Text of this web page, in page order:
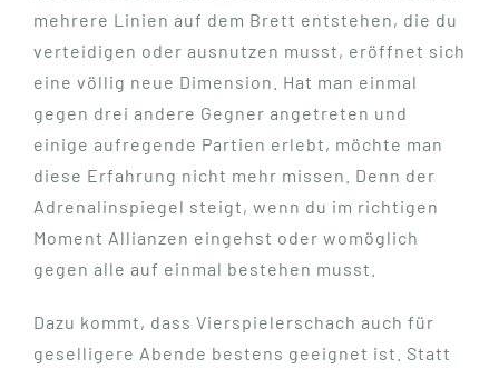
mehrere Linien auf dem Brett entstehen, die du
verteidigen oder ausnutzen musst, eröffnet sich
eine völlig neue Dimension. Hat man einmal
gegen drei andere Gegner angetreten und
einige aufregende Partien erlebt, möchte man
diese Erfahrung nicht mehr missen. Denn der
Adrenalinspiegel steigt, wenn du im richtigen
Moment Allianzen eingehst oder womöglich
gegen alle auf einmal bestehen musst.
Dazu kommt, dass Vierspielerschach auch für
geselligere Abende bestens geeignet ist. Statt